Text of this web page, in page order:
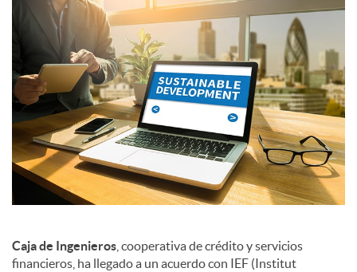
e
s
Caja de Ingenieros , cooperativa de crédito y servicios
financieros, ha llegado a un acuerdo con IEF (Institut